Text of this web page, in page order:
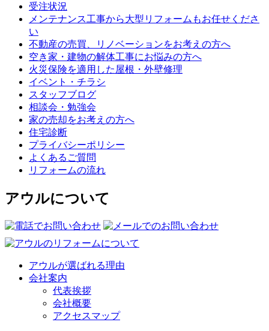
受注状況
メンテナンス工事から大型リフォームもお任せくださ
い
不動産の売買、リノベーションをお考えの方へ
空き家・建物の解体工事にお悩みの方へ
火災保険を適用した屋根・外壁修理
イベント・チラシ
スタッフブログ
相談会・勉強会
家の売却をお考えの方へ
住宅診断
プライバシーポリシー
よくあるご質問
リフォームの流れ
アウルについて
アウルが選ばれる理由
会社案内
代表挨拶
会社概要
アクセスマップ